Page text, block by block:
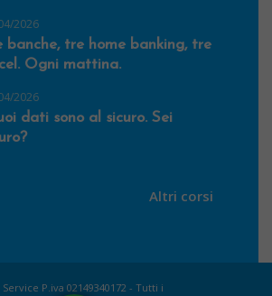
2026
banche, tre home banking, tre
Ogni mattina.
2026
dati sono al sicuro. Sei
Altri corsi
P.iva 02149340172 - Tutti i